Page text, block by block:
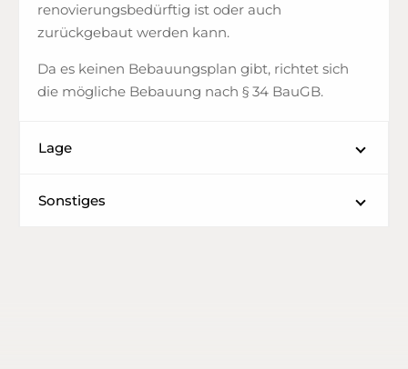
renovierungsbedürftig ist oder auch
zurückgebaut werden kann.
Da es keinen Bebauungsplan gibt, richtet sich
die mögliche Bebauung nach § 34 BauGB.
Lage
Sonstiges